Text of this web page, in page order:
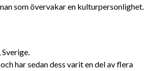
som övervakar en kulturpersonlighet.
har sedan dess varit en del av flera